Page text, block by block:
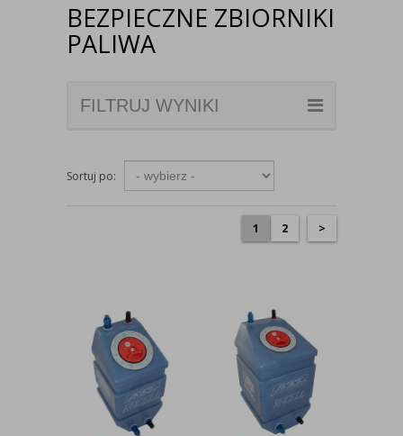
BEZPIECZNE ZBIORNIKI
PALIWA
FILTRUJ WYNIKI
Sortuj po:
1 2 >